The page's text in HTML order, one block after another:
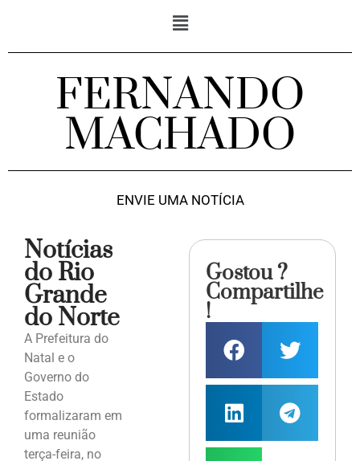
FERNANDO
MACHADO
ENVIE UMA NOTÍCIA
Notícias
do Rio
Grande
do Norte
A Prefeitura do
Natal e o
Governo do
Estado
formalizaram em
uma reunião
terça-feira, no
Gostou ?
Compartilhe
!